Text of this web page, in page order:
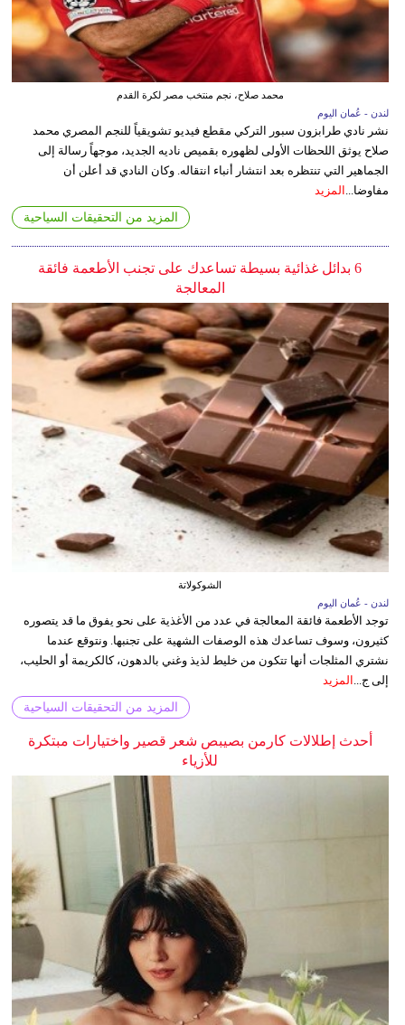
محمد صلاح، نجم منتخب مصر لكرة القدم
لندن - عُمان اليوم
نشر نادي طرابزون سبور التركي مقطع فيديو تشويقياً للنجم المصري محمد
صلاح يوثق اللحظات الأولى لظهوره بقميص ناديه الجديد، موجهاً رسالة إلى
الجماهير التي تنتظره بعد انتشار أنباء انتقاله. وكان النادي قد أعلن أن
مفاوضا... المزيد
المزيد من التحقيقات السياحية
6 بدائل غذائية بسيطة تساعدك على تجنب الأطعمة فائقة
المعالجة
الشوكولاتة
لندن - عُمان اليوم
توجد الأطعمة فائقة المعالجة في عدد من الأغذية على نحو يفوق ما قد يتصوره
كثيرون، وسوف تساعدك هذه الوصفات الشهية على تجنبها. ونتوقع عندما
نشتري المثلجات أنها تتكون من خليط لذيذ وغني بالدهون، كالكريمة أو الحليب،
إلى ج... المزيد
المزيد من التحقيقات السياحية
أحدث إطلالات كارمن بصيبص شعر قصير واختيارات مبتكرة
للأزياء